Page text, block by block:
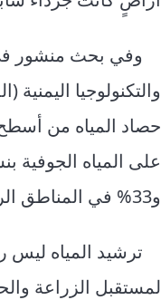
وفي بحث منشور في
حصاد المياه من أسطح
و33% في المناطق الريفية في صنعاء.
ترشيد المياه ليس
لمستقبل الزراعة